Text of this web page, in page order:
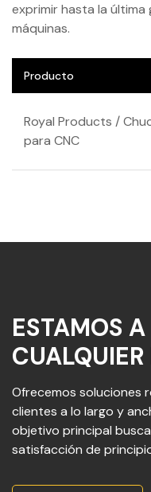
exprimir hasta la
máquinas.
Producto
Royal Products /
para CNC
ESTAMOS
CUALQUIER
Ofrecemos soluciones
clientes a lo largo y
objetivo principal
satisfacción de